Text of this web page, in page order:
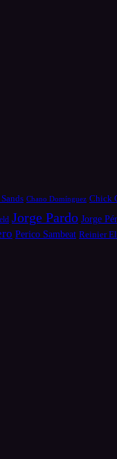
Chano Domínguez Chick
Jorge Pardo Jorge
Perico Sambeat Reinier